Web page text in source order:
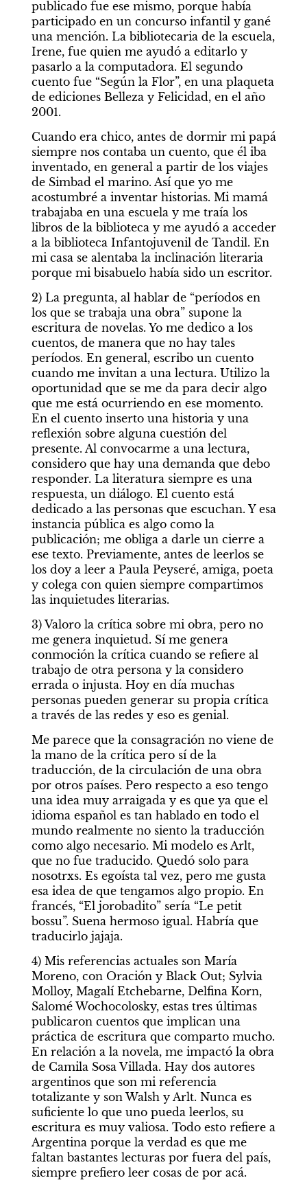
publicado fue ese mismo, porque había
participado en un concurso infantil y gané
una mención. La bibliotecaria de la escuela,
Irene, fue quien me ayudó a editarlo y
pasarlo a la computadora. El segundo
cuento fue “Según la Flor”, en una plaqueta
de ediciones Belleza y Felicidad, en el año
2001.
Cuando era chico, antes de dormir mi papá
siempre nos contaba un cuento, que él iba
inventado, en general a partir de los viajes
de Simbad el marino. Así que yo me
acostumbré a inventar historias. Mi mamá
trabajaba en una escuela y me traía los
libros de la biblioteca y me ayudó a acceder
a la biblioteca Infantojuvenil de Tandil. En
mi casa se alentaba la inclinación literaria
porque mi bisabuelo había sido un escritor.
2) La pregunta, al hablar de “períodos en
los que se trabaja una obra” supone la
escritura de novelas. Yo me dedico a los
cuentos, de manera que no hay tales
períodos. En general, escribo un cuento
cuando me invitan a una lectura. Utilizo la
oportunidad que se me da para decir algo
que me está ocurriendo en ese momento.
En el cuento inserto una historia y una
reflexión sobre alguna cuestión del
presente. Al convocarme a una lectura,
considero que hay una demanda que debo
responder. La literatura siempre es una
respuesta, un diálogo. El cuento está
dedicado a las personas que escuchan. Y esa
instancia pública es algo como la
publicación; me obliga a darle un cierre a
ese texto. Previamente, antes de leerlos se
los doy a leer a Paula Peyseré, amiga, poeta
y colega con quien siempre compartimos
las inquietudes literarias.
3) Valoro la crítica sobre mi obra, pero no
me genera inquietud. Sí me genera
conmoción la crítica cuando se refiere al
trabajo de otra persona y la considero
errada o injusta. Hoy en día muchas
personas pueden generar su propia crítica
a través de las redes y eso es genial.
Me parece que la consagración no viene de
la mano de la crítica pero sí de la
traducción, de la circulación de una obra
por otros países. Pero respecto a eso tengo
una idea muy arraigada y es que ya que el
idioma español es tan hablado en todo el
mundo realmente no siento la traducción
como algo necesario. Mi modelo es Arlt,
que no fue traducido. Quedó solo para
nosotrxs. Es egoísta tal vez, pero me gusta
esa idea de que tengamos algo propio. En
francés, “El jorobadito” sería “Le petit
bossu”. Suena hermoso igual. Habría que
traducirlo jajaja.
4) Mis referencias actuales son María
Moreno, con Oración y Black Out; Sylvia
Molloy, Magalí Etchebarne, Delfina Korn,
Salomé Wochocolosky, estas tres últimas
publicaron cuentos que implican una
práctica de escritura que comparto mucho.
En relación a la novela, me impactó la obra
de Camila Sosa Villada. Hay dos autores
argentinos que son mi referencia
totalizante y son Walsh y Arlt. Nunca es
suficiente lo que uno pueda leerlos, su
escritura es muy valiosa. Todo esto refiere a
Argentina porque la verdad es que me
faltan bastantes lecturas por fuera del país,
siempre prefiero leer cosas de por acá.